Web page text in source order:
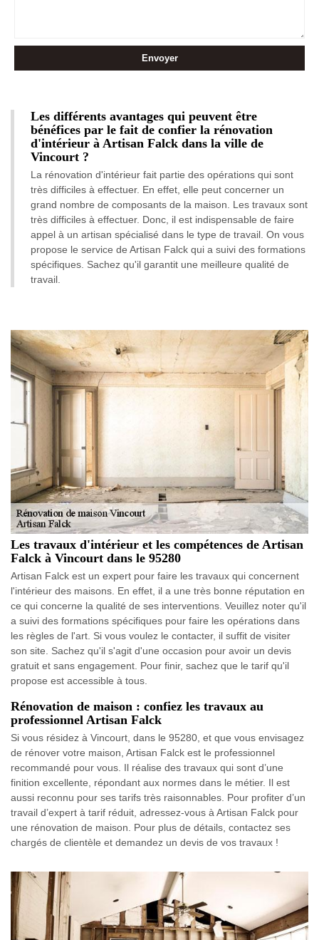
Les différents avantages qui peuvent être
bénéfices par le fait de confier la rénovation
d'intérieur à Artisan Falck dans la ville de
Vincourt ?
La rénovation d'intérieur fait partie des opérations qui sont
très difficiles à effectuer. En effet, elle peut concerner un
grand nombre de composants de la maison. Les travaux sont
très difficiles à effectuer. Donc, il est indispensable de faire
appel à un artisan spécialisé dans le type de travail. On vous
propose le service de Artisan Falck qui a suivi des formations
spécifiques. Sachez qu'il garantit une meilleure qualité de
travail.
Les travaux d'intérieur et les compétences de Artisan
Falck à Vincourt dans le 95280
Artisan Falck est un expert pour faire les travaux qui concernent
l'intérieur des maisons. En effet, il a une très bonne réputation en
ce qui concerne la qualité de ses interventions. Veuillez noter qu'il
a suivi des formations spécifiques pour faire les opérations dans
les règles de l'art. Si vous voulez le contacter, il suffit de visiter
son site. Sachez qu'il s'agit d'une occasion pour avoir un devis
gratuit et sans engagement. Pour finir, sachez que le tarif qu'il
propose est accessible à tous.
Rénovation de maison : confiez les travaux au
professionnel Artisan Falck
Si vous résidez à Vincourt, dans le 95280, et que vous envisagez
de rénover votre maison, Artisan Falck est le professionnel
recommandé pour vous. Il réalise des travaux qui sont d’une
finition excellente, répondant aux normes dans le métier. Il est
aussi reconnu pour ses tarifs très raisonnables. Pour profiter d’un
travail d’expert à tarif réduit, adressez-vous à Artisan Falck pour
une rénovation de maison. Pour plus de détails, contactez ses
chargés de clientèle et demandez un devis de vos travaux !